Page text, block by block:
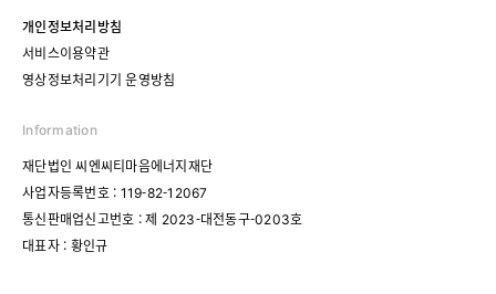
개인정보처리방침
서비스이용약관
영상정보처리기기 운영방침
Information
재단법인 씨엔씨티마음에너지재단
사업자등록번호 : 119-82-12067
통신판매업신고번호 : 제 2023-대전동구-0203호
대표자 : 황인규